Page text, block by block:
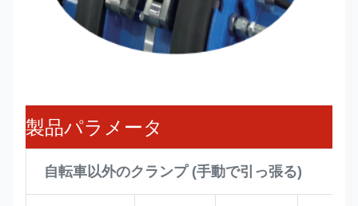
製品パラメータ
自転車以外のクランプ (手動で引っ張る)